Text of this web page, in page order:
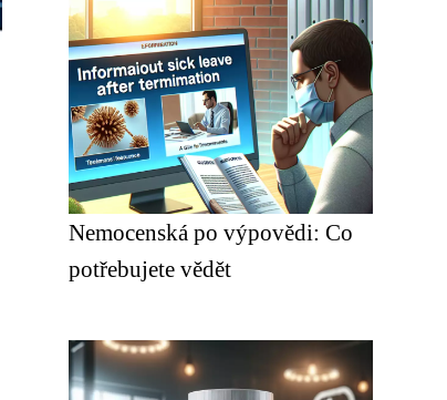
Nemocenská po výpovědi: Co
potřebujete vědět